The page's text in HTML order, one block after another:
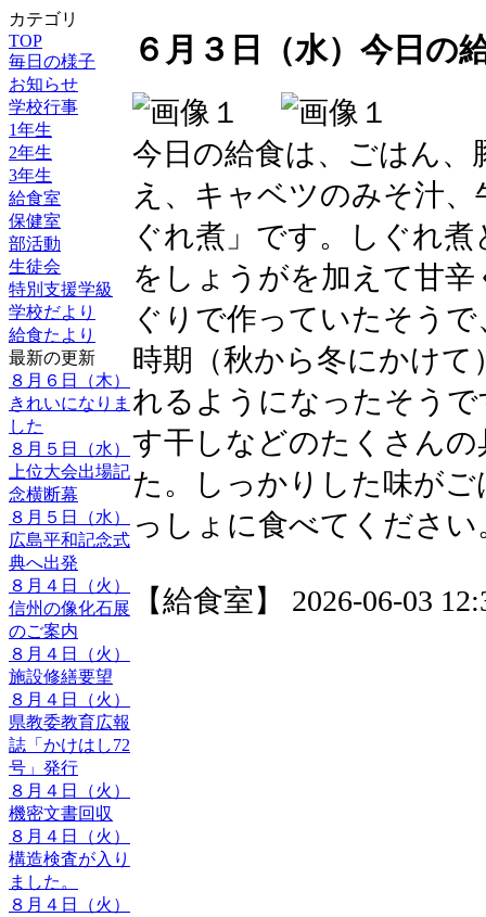
カテゴリ
TOP
毎日の様子
お知らせ
学校行事
1年生
2年生
3年生
給食室
保健室
部活動
生徒会
特別支援学級
学校だより
給食たより
最新の更新
８月６日（木）
きれいになりま
した
８月５日（水）
上位大会出場記
念横断幕
８月５日（水）
広島平和記念式
典へ出発
８月４日（火）
信州の像化石展
のご案内
８月４日（火）
施設修繕要望
８月４日（火）
県教委教育広報
誌「かけはし72
号」発行
８月４日（火）
機密文書回収
８月４日（火）
構造検査が入り
ました。
８月４日（火）
６月３日（水）今日の
今日の給食は、ごはん
え、キャベツのみそ汁
ぐれ煮」です。しぐれ
をしょうがを加えて甘
ぐりで作っていたそう
時期（秋から冬にかけ
れるようになったそう
す干しなどのたくさん
た。しっかりした味が
っしょに食べてください
【給食室】 2026-06-03